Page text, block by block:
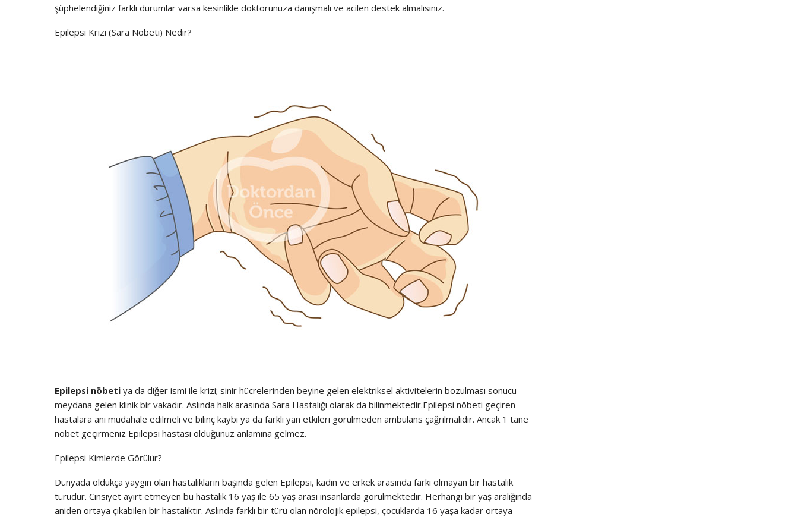
şüphelendiğiniz farklı durumlar varsa kesinlikle doktorunuza danışmalı ve acilen destek almalısınız.
Epilepsi Krizi (Sara Nöbeti) Nedir?
Epilepsi nöbeti ya da diğer ismi ile krizi; sinir hücrelerinden beyine gelen elektriksel aktivitelerin bozulması sonucu
meydana gelen klinik bir vakadır. Aslında halk arasında Sara Hastalığı olarak da bilinmektedir.Epilepsi nöbeti geçiren
hastalara ani müdahale edilmeli ve bilinç kaybı ya da farklı yan etkileri görülmeden ambulans çağrılmalıdır. Ancak 1 tane
nöbet geçirmeniz Epilepsi hastası olduğunuz anlamına gelmez.
Epilepsi Kimlerde Görülür?
Dünyada oldukça yaygın olan hastalıkların başında gelen Epilepsi, kadın ve erkek arasında farkı olmayan bir hastalık
türüdür. Cinsiyet ayırt etmeyen bu hastalık 16 yaş ile 65 yaş arası insanlarda görülmektedir. Herhangi bir yaş aralığında
aniden ortaya çıkabilen bir hastalıktır. Aslında farklı bir türü olan nörolojik epilepsi, çocuklarda 16 yaşa kadar ortaya